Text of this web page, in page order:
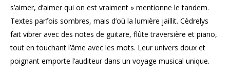
s’aimer, d’aimer qui on est vraiment » mentionne le tandem.
Textes parfois sombres, mais d’où la lumière jaillit. Cèdrelys
fait vibrer avec des notes de guitare, flûte traversière et piano,
tout en touchant l’âme avec les mots. Leur univers doux et
poignant emporte l’auditeur dans un voyage musical unique.